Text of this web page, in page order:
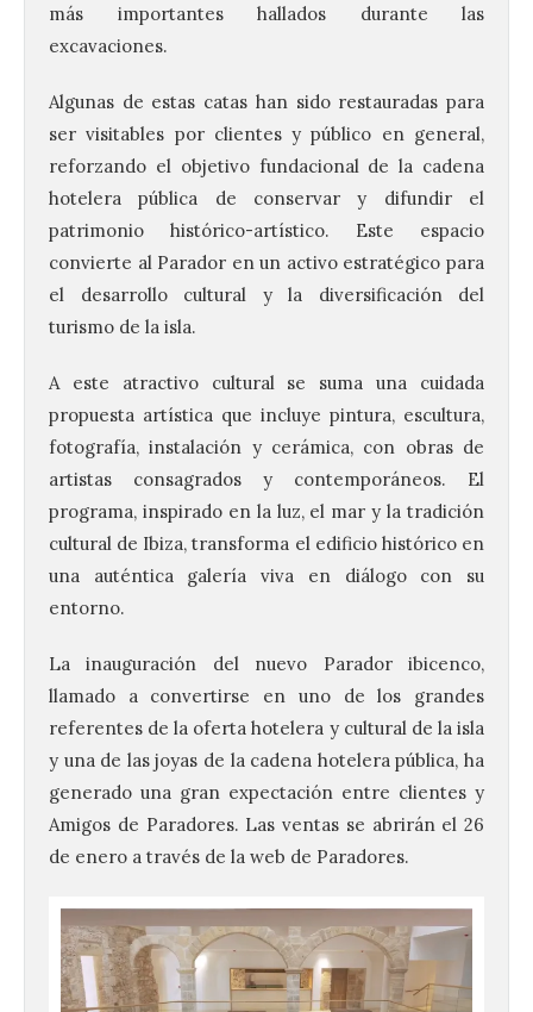
más importantes hallados durante las
excavaciones.
Algunas de estas catas han sido restauradas para
ser visitables por clientes y público en general,
reforzando el objetivo fundacional de la cadena
hotelera pública de conservar y difundir el
patrimonio histórico-artístico. Este espacio
convierte al Parador en un activo estratégico para
el desarrollo cultural y la diversificación del
turismo de la isla.
A este atractivo cultural se suma una cuidada
propuesta artística que incluye pintura, escultura,
fotografía, instalación y cerámica, con obras de
artistas consagrados y contemporáneos. El
programa, inspirado en la luz, el mar y la tradición
cultural de Ibiza, transforma el edificio histórico en
una auténtica galería viva en diálogo con su
entorno.
La inauguración del nuevo Parador ibicenco,
llamado a convertirse en uno de los grandes
referentes de la oferta hotelera y cultural de la isla
y una de las joyas de la cadena hotelera pública, ha
generado una gran expectación entre clientes y
Amigos de Paradores. Las ventas se abrirán el 26
de enero a través de la web de Paradores.
Vuelve la tradicional Feria
de Dulces del Convento a
Gradefes
7 Ago 2026
Tendrá lugar el 9 de
agosto en los aledaños del
monasterio cisterciense
de Santa María la Real de